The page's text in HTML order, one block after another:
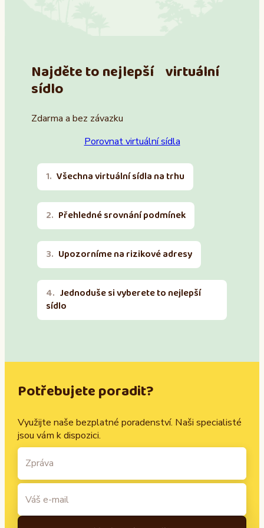
Najděte to nejlepší virtuální
sídlo
Zdarma a bez závazku
Porovnat virtuální sídla
Všechna virtuální sídla na trhu
Přehledné srovnání podmínek
Upozorníme na rizikové adresy
Jednoduše si vyberete to nejlepší
sídlo
Potřebujete poradit?
Využijte naše bezplatné poradenství. Naši specialisté
jsou vám k dispozici.